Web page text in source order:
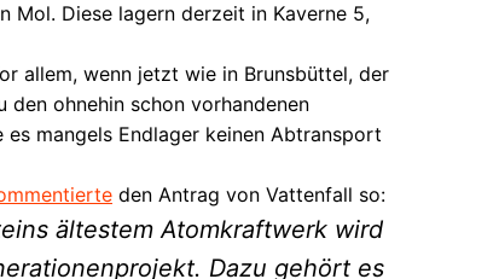
Mol. Diese lagern derzeit in Kaverne 5,
allem, wenn jetzt wie in Brunsbüttel, der
ohnehin schon vorhandenen
mangels Endlager keinen Abtransport
den Antrag von Vattenfall so:
ältestem Atomkraftwerk wird
Dazu gehört es